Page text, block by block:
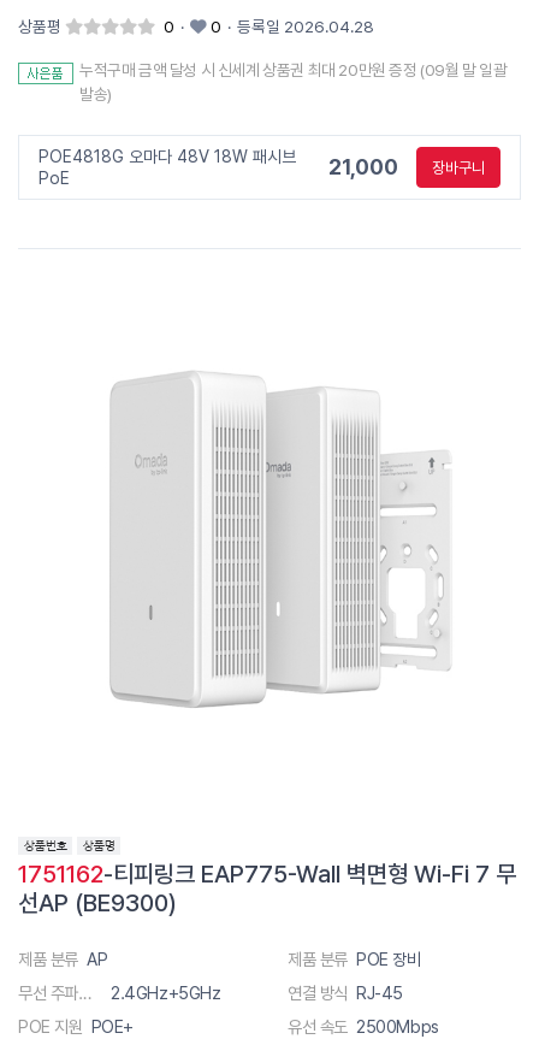
상품평 0 · 0 · 등록일 2026.04.28
누적구매 금액 달성 시 신세계 상품권 최대 20만원 증정 (09월 말 일괄
발송)
POE4818G 오마다 48V 18W 패시브
PoE
21,000 장바구니
1751162-티피링크 EAP775-Wall 벽면형 Wi-Fi 7 무
선AP (BE9300)
제품 분류 AP 제품 분류 POE 장비
무선 주파수 대역폭
2.4GHz+5GHz 연결 방식 RJ-45
POE 지원 POE+ 유선 속도 2500Mbps